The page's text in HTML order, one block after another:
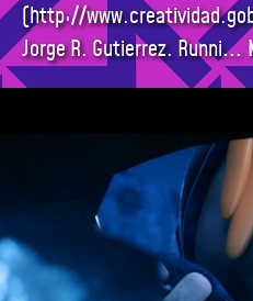
(http://
Jorge R. Gutierrez. Runni...